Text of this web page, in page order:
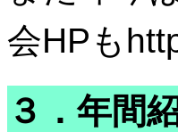
会HPも
３．年間